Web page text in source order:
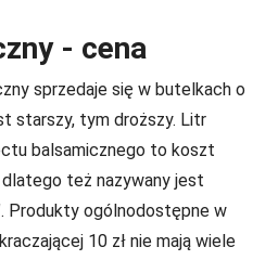
- cena
sprzedaje się w butelkach o
starszy, tym droższy. Litr
balsamicznego to koszt
też nazywany jest
Produkty ogólnodostępne w
10 zł nie mają wiele